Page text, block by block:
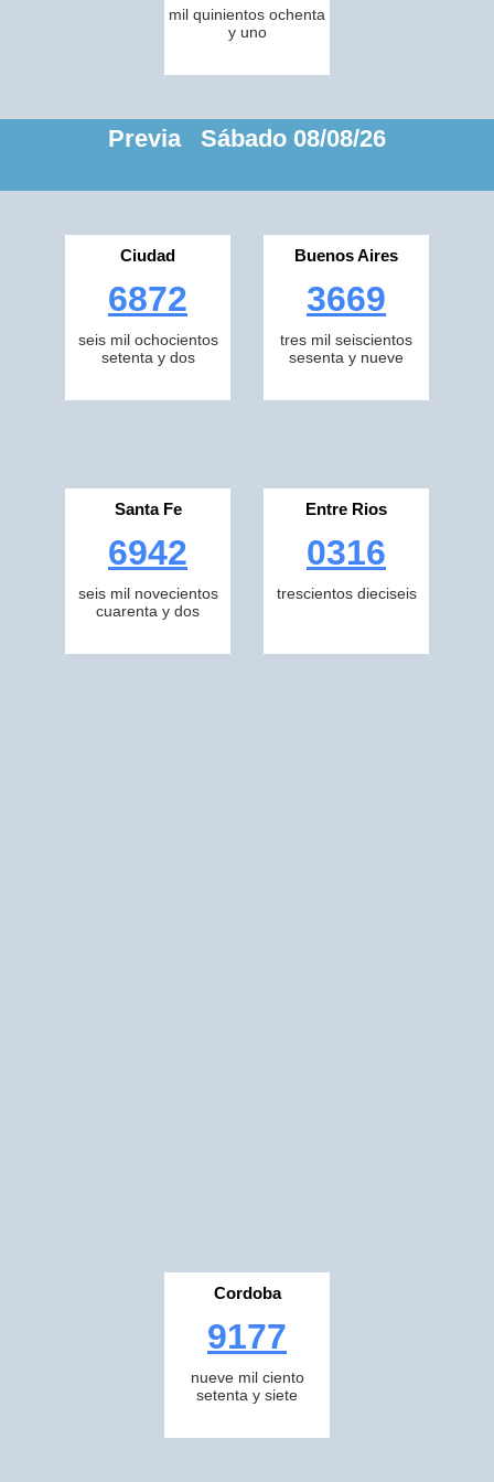
mil quinientos ochenta
y uno
Previa Sábado 08/08/26
Ciudad
6872
seis mil ochocientos
setenta y dos
Buenos Aires
3669
tres mil seiscientos
sesenta y nueve
Santa Fe
6942
seis mil novecientos
cuarenta y dos
Entre Rios
0316
trescientos dieciseis
Cordoba
9177
nueve mil ciento
setenta y siete